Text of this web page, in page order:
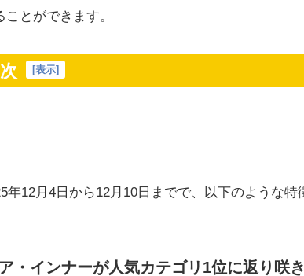
とができます。
[表示]
年12月4日から12月10日までで、以下のような特
・インナーが人気カテゴリ1位に返り咲き